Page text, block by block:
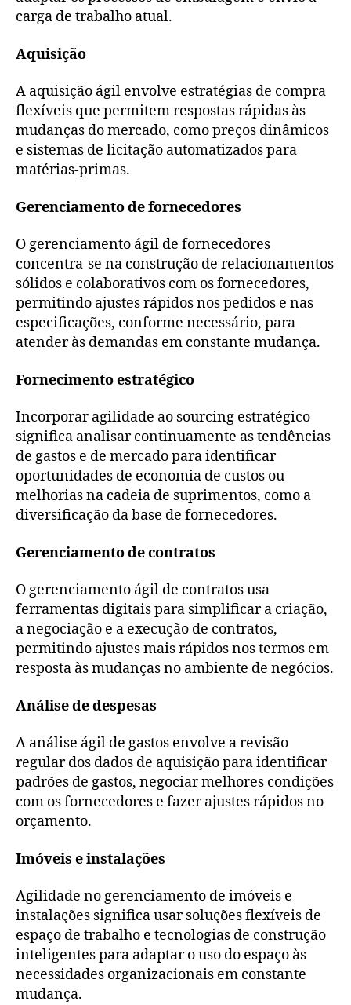
carga de trabalho atual.
Aquisição
A aquisição ágil envolve estratégias de compra
flexíveis que permitem respostas rápidas às
mudanças do mercado, como preços dinâmicos
e sistemas de licitação automatizados para
matérias-primas.
Gerenciamento de fornecedores
O gerenciamento ágil de fornecedores
concentra-se na construção de relacionamentos
sólidos e colaborativos com os fornecedores,
permitindo ajustes rápidos nos pedidos e nas
especificações, conforme necessário, para
atender às demandas em constante mudança.
Fornecimento estratégico
Incorporar agilidade ao sourcing estratégico
significa analisar continuamente as tendências
de gastos e de mercado para identificar
oportunidades de economia de custos ou
melhorias na cadeia de suprimentos, como a
diversificação da base de fornecedores.
Gerenciamento de contratos
O gerenciamento ágil de contratos usa
ferramentas digitais para simplificar a criação,
a negociação e a execução de contratos,
permitindo ajustes mais rápidos nos termos em
resposta às mudanças no ambiente de negócios.
Análise de despesas
A análise ágil de gastos envolve a revisão
regular dos dados de aquisição para identificar
padrões de gastos, negociar melhores condições
com os fornecedores e fazer ajustes rápidos no
orçamento.
Imóveis e instalações
Agilidade no gerenciamento de imóveis e
instalações significa usar soluções flexíveis de
espaço de trabalho e tecnologias de construção
inteligentes para adaptar o uso do espaço às
necessidades organizacionais em constante
mudança.